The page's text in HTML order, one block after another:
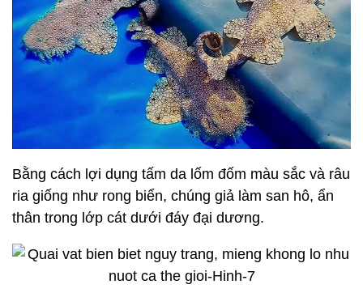
Bằng cách lợi dụng tấm da lốm đốm màu sắc và râu
ria giống như rong biển, chúng giả làm san hô, ẩn
thân trong lớp cát dưới đáy đại dương.